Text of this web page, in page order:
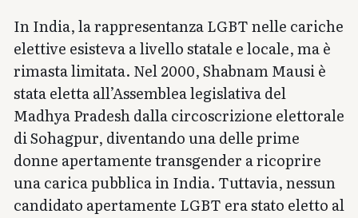
In India, la rappresentanza LGBT nelle cariche
elettive esisteva a livello statale e locale, ma è
rimasta limitata. Nel 2000, Shabnam Mausi è
stata eletta all’Assemblea legislativa del
Madhya Pradesh dalla circoscrizione elettorale
di Sohagpur, diventando una delle prime
donne apertamente transgender a ricoprire
una carica pubblica in India. Tuttavia, nessun
candidato apertamente LGBT era stato eletto al